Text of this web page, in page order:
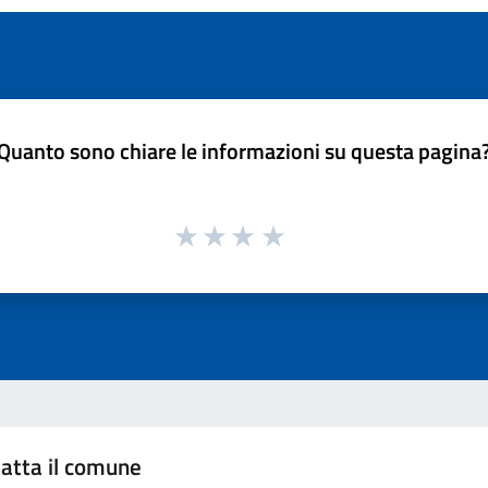
sono chiare le informazioni su questa
il comune